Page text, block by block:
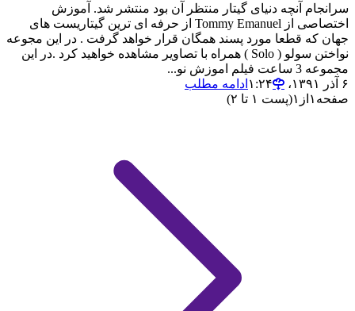
سرانجام آنچه دنیای گیتار منتظر آن بود منتشر شد. آموزش
اختصاصی از Tommy Emanuel از حرفه ای ترین گیتاریست های
جهان که قطعا مورد پسند همگان قرار خواهد گرفت . در این مجوعه
نواختن سولو ( Solo ) همراه با تصاویر مشاهده خواهید کرد .در این
مجموعه 3 ساعت فیلم اموزش نو...
۶ آذر ۱۳۹۱،‏ ۱:۲۴
ادامه مطلب
صفحه ۱ از ۱(پست ۱ تا ۲)